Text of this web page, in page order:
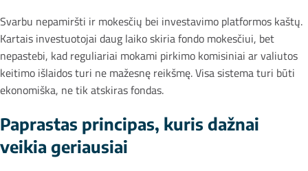
Svarbu nepamiršti ir mokesčių bei investavimo platformos kaštų.
Kartais investuotojai daug laiko skiria fondo mokesčiui, bet
nepastebi, kad reguliariai mokami pirkimo komisiniai ar valiutos
keitimo išlaidos turi ne mažesnę reikšmę. Visa sistema turi būti
ekonomiška, ne tik atskiras fondas.
Paprastas principas, kuris dažnai
veikia geriausiai